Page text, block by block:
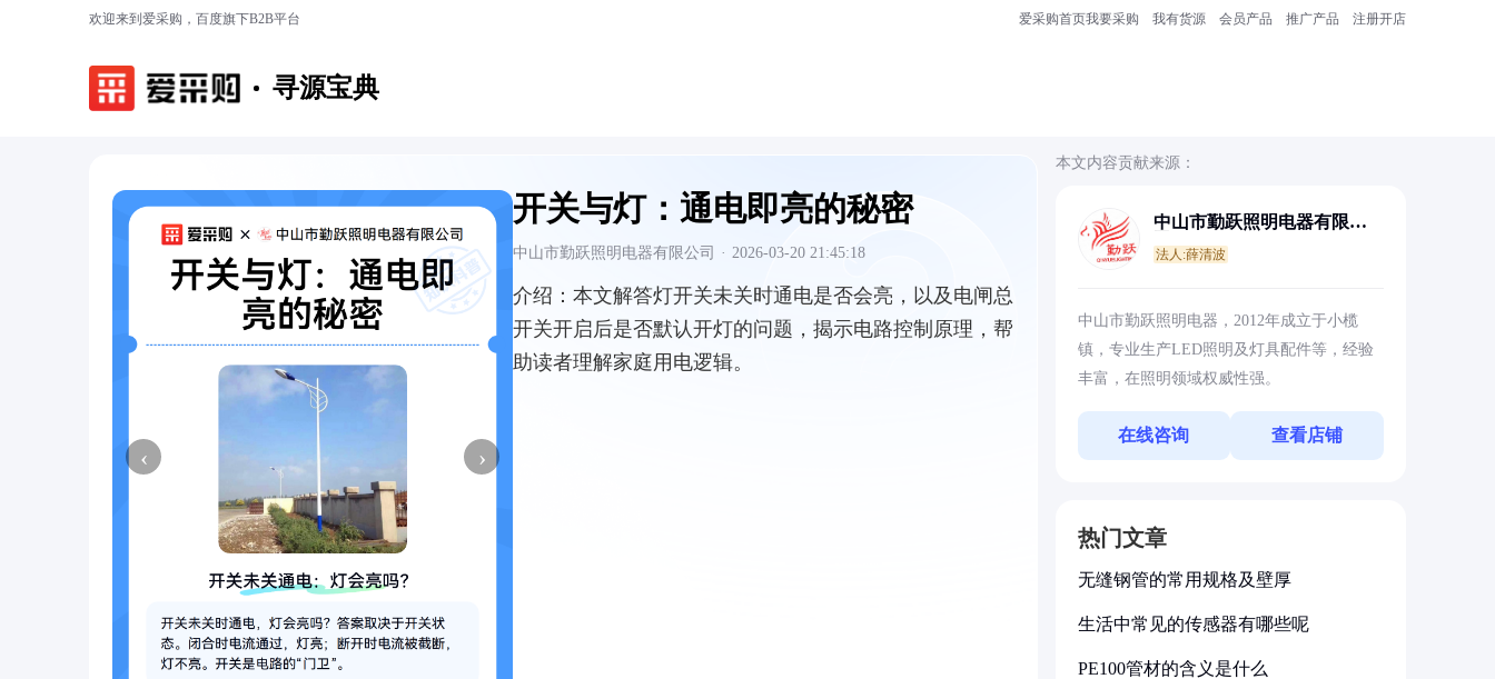
欢迎来到爱采购，百度旗下B2B平台 爱采购首页我要采购 我有货源 会员产品 推广产品 注册开店
寻源宝典
‹ ›
开关与灯：通电即亮的秘密
中山市勤跃照明电器有限公司 · 2026-03-20 21:45:18
介绍： 本文解答灯开关未关时通电是否会亮，以及电闸总
开关开启后是否默认开灯的问题，揭示电路控制原理，帮
助读者理解家庭用电逻辑。
本文内容贡献来源：
中山市勤跃照明电器有限公
法人:薛清波
中山市勤跃照明电器，2012年成立于小榄
镇，专业生产LED照明及灯具配件等，经验
丰富，在照明领域权威性强。
在线咨询 查看店铺
热门文章
无缝钢管的常用规格及壁厚
生活中常见的传感器有哪些呢
PE100管材的含义是什么